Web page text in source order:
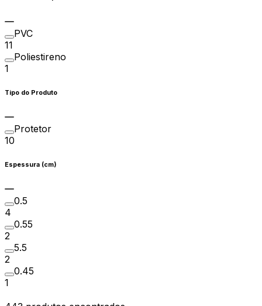
PVC
11
Poliestireno
1
Tipo do Produto
Protetor
10
Espessura (cm)
0.5
4
0.55
2
5.5
2
0.45
1